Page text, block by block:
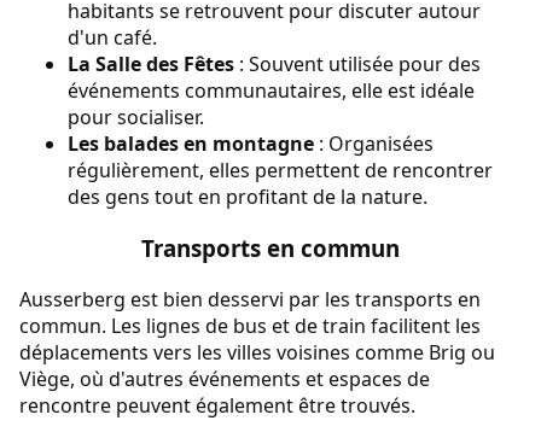
habitants se retrouvent pour discuter autour
d'un café.
La Salle des Fêtes : Souvent utilisée pour des
événements communautaires, elle est idéale
pour socialiser.
Les balades en montagne : Organisées
régulièrement, elles permettent de rencontrer
des gens tout en profitant de la nature.
Transports en commun
Ausserberg est bien desservi par les transports en
commun. Les lignes de bus et de train facilitent les
déplacements vers les villes voisines comme Brig ou
Viège, où d'autres événements et espaces de
rencontre peuvent également être trouvés.